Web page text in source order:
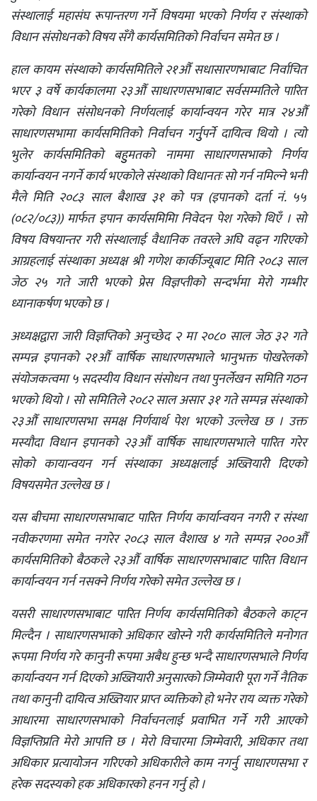
संस्थालाई महासंघ रूपान्तरण गर्ने विषयमा भएको निर्णय र संस्थाको
विधान संसोधनको विषय सँगै कार्यसमितिको निर्वाचन समेत छ ।
हाल कायम संस्थाको कार्यसमितिले २१औँ सधासारणभाबाट निर्वाचित
भएर ३ वर्षे कार्यकालमा २३औँ साधारणसभाबाट सर्वसम्मतिले पारित
गरेको विधान संसोधनको निर्णयलाई कार्यान्वयन गरेर मात्र २४औँ
साधारणसभामा कार्यसमितिको निर्वाचन गर्नुुपर्ने दायित्व थियो । त्यो
भुलेर कार्यसमितिको बहुुमतको नाममा साधारणसभाको निर्णय
कार्यान्वयन नगर्ने कार्य भएकोले संस्थाको विधानतः सो गर्न नमिल्ने भनी
मैले मिति २०८३ साल बैशाख ३१ को पत्र (इपानको दर्ता नं. ५५
(०८२/०८३)) मार्फत इपान कार्यसमिमिा निवेदन पेश गरेको थिएँ । सो
विषय विषयान्तर गरी संस्थालाई वैधानिक तवरले अघि वढ्न गरिएको
आग्रहलाई संस्थाका अध्यक्ष श्री गणेश कार्कीज्यूबाट मिति २०८३ साल
जेठ २५ गते जारी भएको प्रेस विज्ञप्तीको सन्दर्भमा मेरो गम्भीर
ध्यानाकर्षण भएको छ ।
अध्यक्षद्वारा जारी विज्ञप्तिको अनुच्छेद २ मा २०८० साल जेठ ३२ गते
सम्पन्न इपानको २१औँ वार्षिक साधारणसभाले भानुभक्त पोखरेलको
संयोजकत्वमा ५ सदस्यीय विधान संसोधन तथा पुनर्लेखन समिति गठन
भएको थियो । सो समितिले २०८२ साल असार ३१ गते सम्पन्न संस्थाको
२३औँ साधारणसभा समक्ष निर्णयार्थ पेश भएको उल्लेख छ । उक्त
मस्यौदा विधान इपानको २३औँ वार्षिक साधारणसभाले पारित गरेर
सोको कायान्वयन गर्न संस्थाका अध्यक्षलाई अख्तियारी दिएको
विषयसमेत उल्लेख छ ।
यस बीचमा साधारणसभाबाट पारित निर्णय कार्यान्वयन नगरी र संस्था
नवीकरणमा समेत नगरेर २०८३ साल वैशाख ४ गते सम्पन्न २००औँ
कार्यसमितिको बैठकले २३औँ वार्षिक साधारणसभाबाट पारित विधान
कार्यान्वयन गर्न नसक्ने निर्णय गरेको समेत उल्लेख छ ।
यसरी साधारणसभाबाट पारित निर्णय कार्यसमितिको बैठकले काट्न
मिल्दैन । साधारणसभाको अधिकार खोस्ने गरी कार्यसमितिले मनोगत
रूपमा निर्णय गरे कानुनी रूपमा अबैध हुन्छ भन्दै साधारणसभाले निर्णय
कार्यान्वयन गर्न दिएको अख्तियारी अनुसारको जिम्मेवारी पूरा गर्ने नैतिक
तथा कानुनी दायित्व अख्तियार प्राप्त व्यक्तिको हो भनेर राय व्यक्त गरेको
आधारमा साधारणसभाको निर्वाचनलाई प्रवाभित गर्ने गरी आएको
विज्ञप्तिप्रति मेरो आपत्ति छ । मेरो विचारमा जिम्मेवारी, अधिकार तथा
अधिकार प्रत्यायोजन गरिएको अधिकारीले काम नगर्नु साधारणसभा र
हरेक सदस्यको हक अधिकारको हनन गर्नु हो ।